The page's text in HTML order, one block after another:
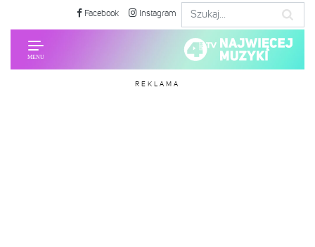
Facebook Instagram
REKLAMA